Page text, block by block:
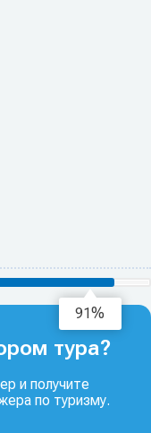
93%
тура?
и получите
по туризму.